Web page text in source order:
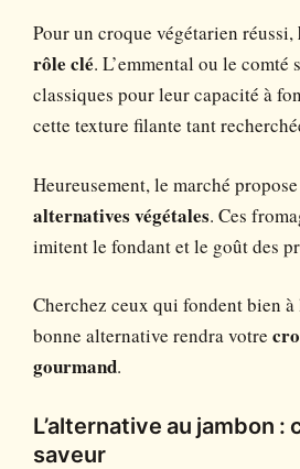
Pour un croque végétarien réussi,
rôle clé. L’emmental ou le comté
classiques pour leur capacité à
cette texture filante tant
Heureusement, le marché propose
alternatives végétales. Ces
imitent le fondant et le goût des
Cherchez ceux qui fondent bien à
bonne alternative rendra votre
gourmand.
L’alternative au jambon
saveur